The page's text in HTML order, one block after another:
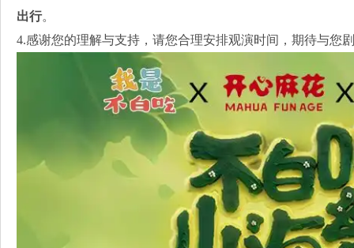
出行。
4.感谢您的理解与支持，请您合理安排观演时间，期待与您